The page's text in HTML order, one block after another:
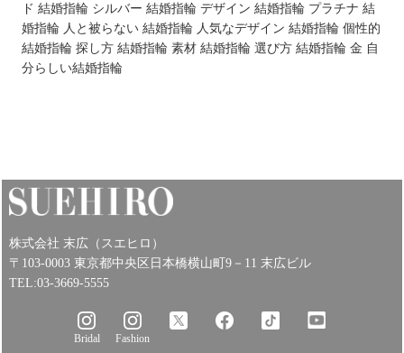
ド 結婚指輪 シルバー 結婚指輪 デザイン 結婚指輪 プラチナ 結
婚指輪 人と被らない 結婚指輪 人気なデザイン 結婚指輪 個性的
結婚指輪 探し方 結婚指輪 素材 結婚指輪 選び方 結婚指輪 金 自
分らしい結婚指輪
株式会社 末広（スエヒロ）
〒103-0003 東京都中央区日本橋横山町9－11 末広ビル
TEL:03-3669-5555
Bridal Fashion